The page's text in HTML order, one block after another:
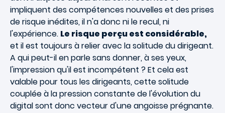
impliquent des compétences nouvelles et des prises
de risque inédites, il n'a donc ni le recul, ni
l'expérience. Le risque perçu est considérable,
et il est toujours à relier avec la solitude du dirigeant.
A qui peut-il en parle sans donner, à ses yeux,
l'impression qu'il est incompétent ? Et cela est
valable pour tous les dirigeants, cette solitude
couplée à la pression constante de l'évolution du
digital sont donc vecteur d'une angoisse prégnante.